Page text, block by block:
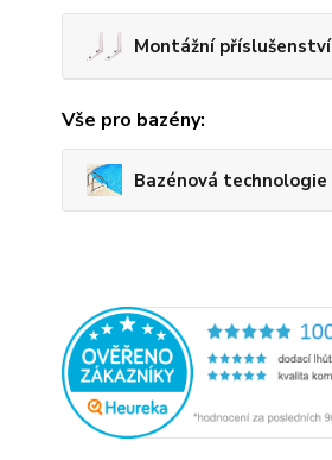
Montážní příslušenství
Vše pro bazény:
Bazénová technologie